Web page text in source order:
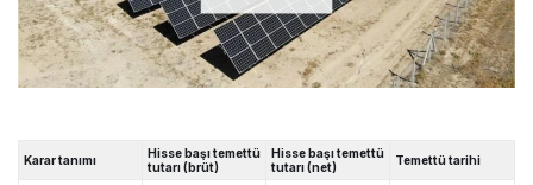
Karar tanımı
Hisse başı temettü
tutarı (brüt)
Hisse başı temettü
tutarı (net)
Temettü tarihi